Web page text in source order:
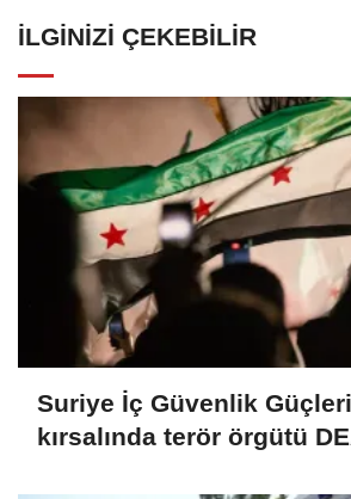
İLGINIZI ÇEKEBILIR
Suriye İç Güvenlik
kırsalında terör örgütü